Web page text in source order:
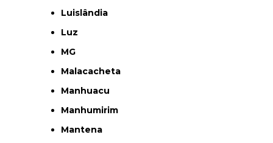
Luislândia
Luz
MG
Malacacheta
Manhuacu
Manhumirim
Mantena